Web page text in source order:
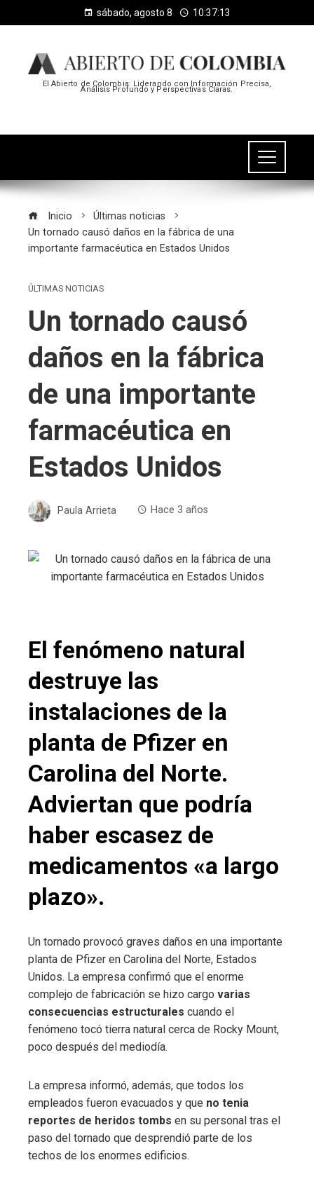
sábado, agosto 8 10:37:14
El Abierto de Colombia: Liderando con Información Precisa,
Análisis Profundo y Perspectivas Claras.
Inicio
Últimas noticias
Un tornado causó daños en la fábrica de una
importante farmacéutica en Estados Unidos
ÚLTIMAS NOTICIAS
Un tornado causó
daños en la fábrica
de una importante
farmacéutica en
Estados Unidos
Paula Arrieta Hace 3 años
El fenómeno natural
destruye las
instalaciones de la
planta de Pfizer en
Carolina del Norte.
Adviertan que podría
haber escasez de
medicamentos «a largo
plazo».
Un tornado provocó graves daños en una importante
planta de Pfizer en Carolina del Norte, Estados
Unidos. La empresa confirmó que el enorme
complejo de fabricación se hizo cargo varias
consecuencias estructurales cuando el
fenómeno tocó tierra natural cerca de Rocky Mount,
poco después del mediodía.
La empresa informó, además, que todos los
empleados fueron evacuados y que no tenia
reportes de heridos tombs en su personal tras el
paso del tornado que desprendió parte de los
techos de los enormes edificios.